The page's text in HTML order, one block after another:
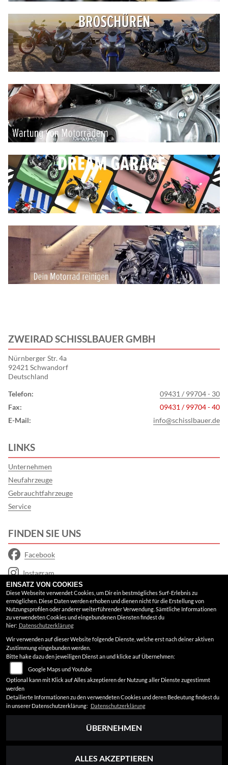
ZWEIRAD SCHISSLBAUER GMBH
Nürnberger Str. 4a
92421 Schwandorf
Deutschland
Telefon:
09431 / 99704 - 30
Fax:
09431 / 99704 - 40
E-Mail:
info@schisslbauer.de
LINKS
Unternehmen
Neufahrzeuge
Gebrauchtfahrzeuge
Service
FINDEN SIE UNS
Facebook
Instagram
Google Maps
RECHTLICHES
AGB
Impressum
Datenschutz
Disclaimer
Barrierefreiheit
EINSATZ VON COOKIES
Diese Webseite verwendet Cookies, um Dir ein bestmögliches Surf-Erlebnis zu
ermöglichen. Diese Daten werden erhoben und dienen nicht für die Erstellung von
Nutzungsprofilen oder anderer weiterführender Verwendung. Sämtliche Informationen
zu verwendeten Cookies und eingebundenen Diensten findest du
hier: Datenschutzerklärung
Wir verwenden auf dieser Website folgende Dienste, welche erst nach deiner aktiven
Zustimmung eingebunden werden.
Bitte hake dazu den jeweiligen Dienst an und klicke auf Übernehmen:
Google Maps und Youtube
Optional kann mit Klick auf Alles akzeptieren der Nutzung aller Dienste zugestimmt
werden
Detailierte Informationen zu den verwendeten Cookies und deren Bedeutung findest du
in unserer Datenschutzerklärung: Datenschutzerklärung
ÜBERNEHMEN
ALLES AKZEPTIEREN